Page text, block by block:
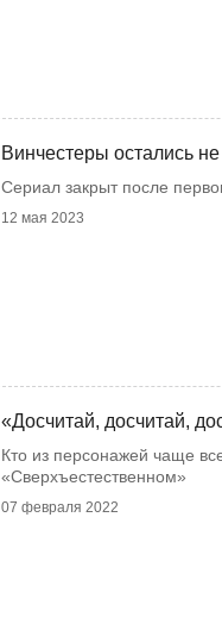
Винчестеры остались
Сериал закрыт после
12 мая 2023
«Досчитай, досчитай,
Кто из персонажей чаще
«Сверхъестественном»
07 февраля 2022